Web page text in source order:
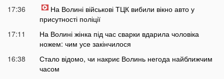
17:36
На Волині військові ТЦК вибили вікно авто у
присутності поліції
17:11
На Волині жінка під час сварки вдарила чоловіка
ножем: чим усе закінчилося
16:38
Стало відомо, чи накриє Волинь негода найближчим
часом